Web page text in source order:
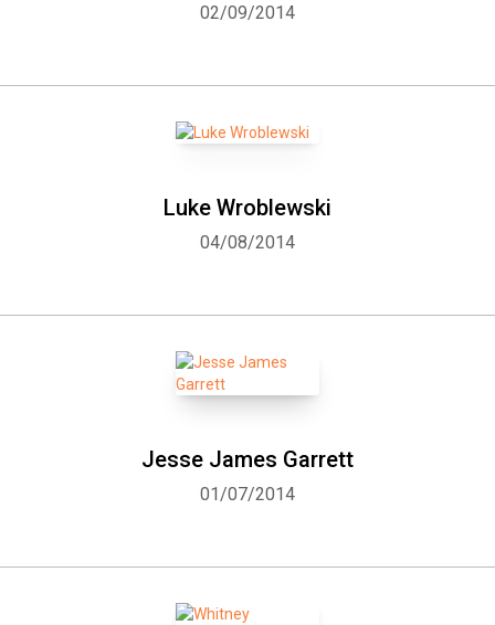
02/09/2014
Luke Wroblewski
04/08/2014
Jesse James Garrett
01/07/2014